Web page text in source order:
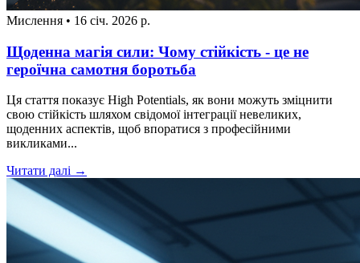
Мислення • 16 січ. 2026 р.
Щоденна магія сили: Чому стійкість - це не
героїчна самотня боротьба
Ця стаття показує High Potentials, як вони можуть зміцнити
свою стійкість шляхом свідомої інтеграції невеликих,
щоденних аспектів, щоб впоратися з професійними
викликами...
Читати далі →